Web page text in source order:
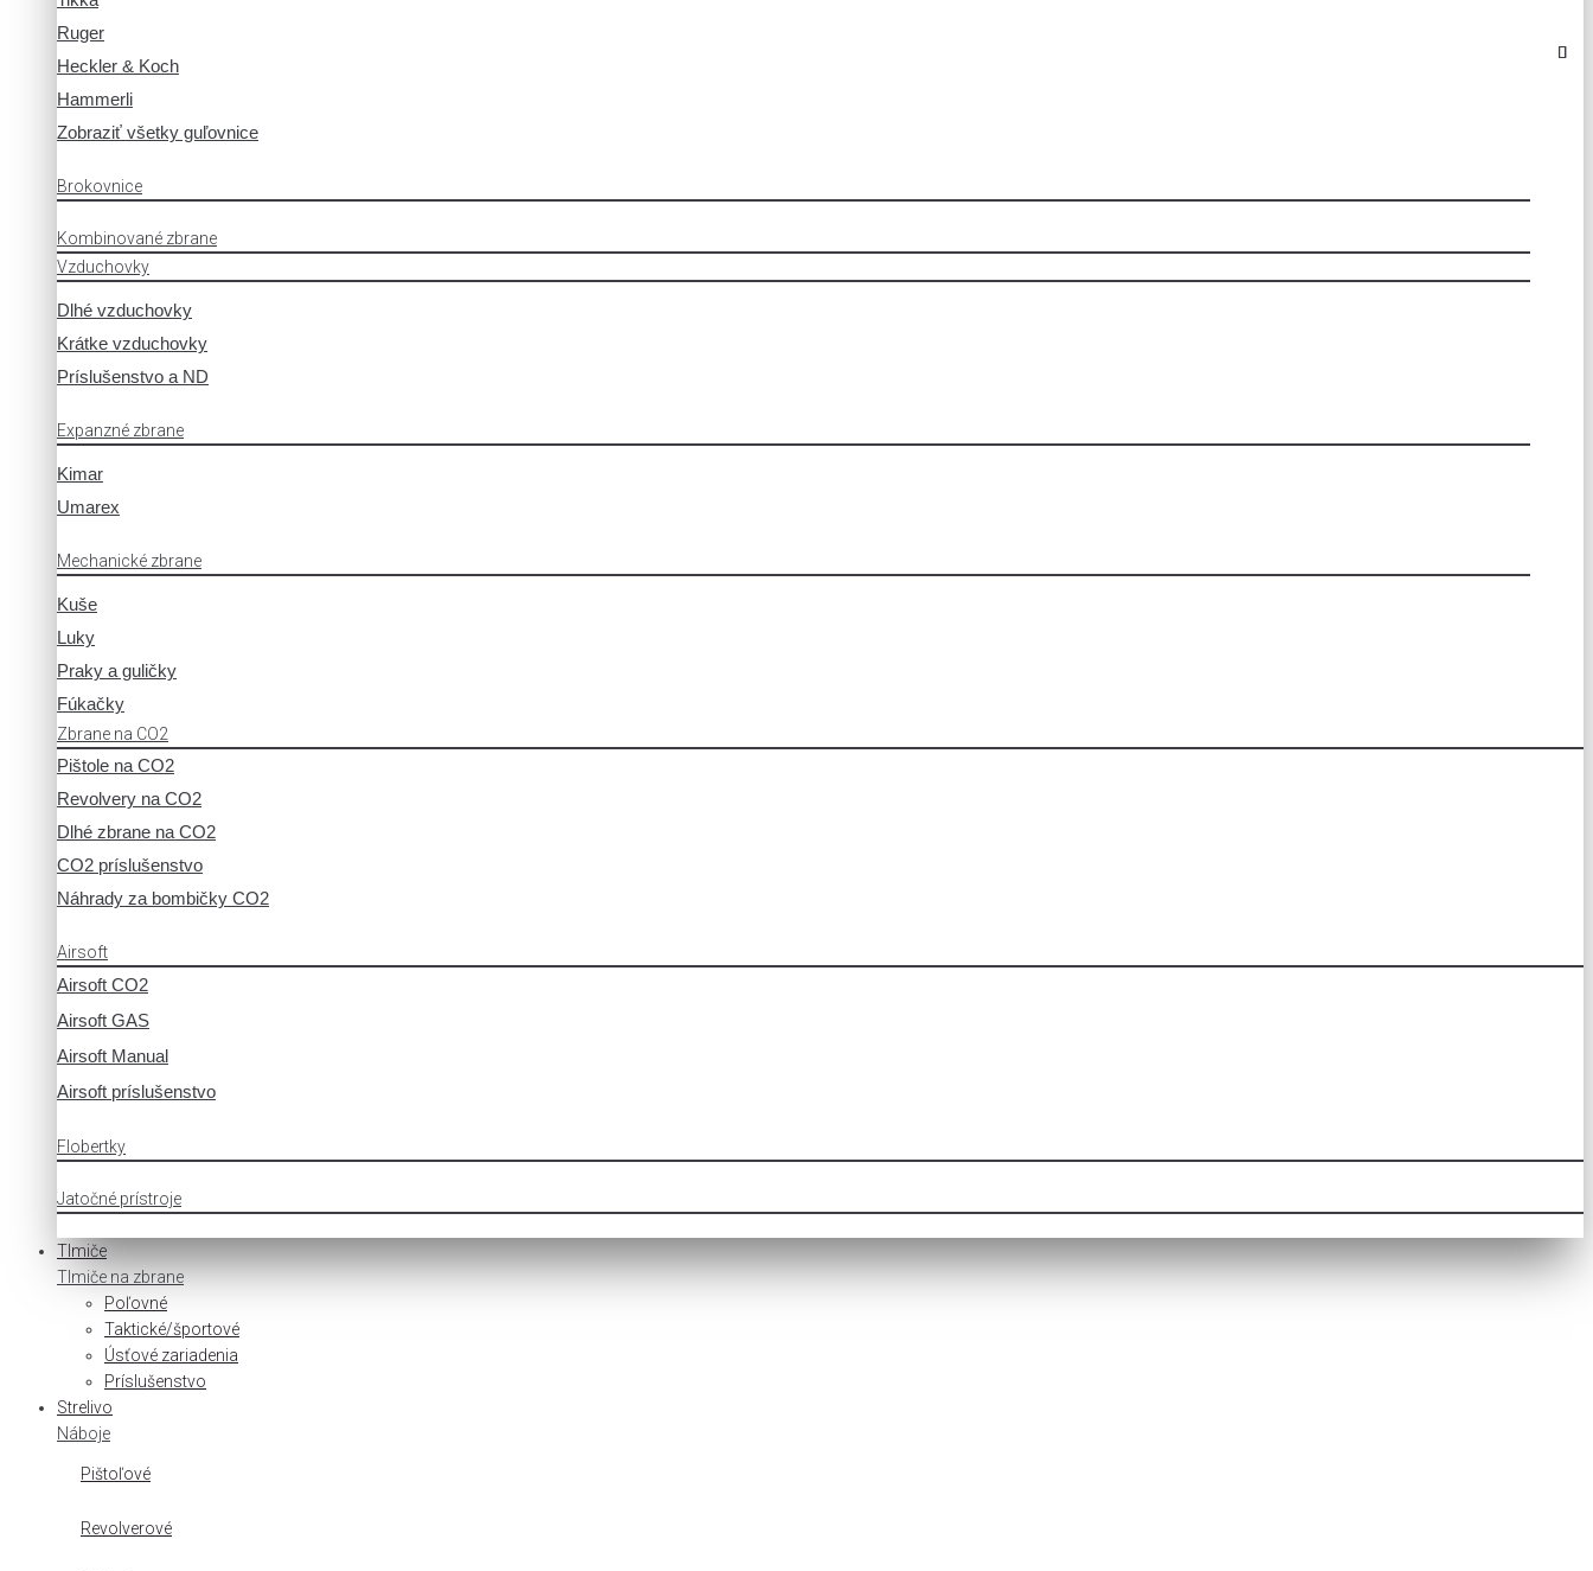
Ruger
Heckler & Koch
Hammerli
Zobraziť všetky guľovnice
Brokovnice
Kombinované zbrane
Vzduchovky
Dlhé vzduchovky
Krátke vzduchovky
Príslušenstvo a ND
Expanzné zbrane
Kimar
Umarex
Mechanické zbrane
Kuše
Luky
Praky a guličky
Fúkačky
Zbrane na CO2
Pištole na CO2
Revolvery na CO2
Dlhé zbrane na CO2
CO2 príslušenstvo
Náhrady za bombičky CO2
Airsoft
Airsoft CO2
Airsoft GAS
Airsoft Manual
Airsoft príslušenstvo
Flobertky
Jatočné prístroje
Tlmiče
Tlmiče na zbrane
Poľovné
Taktické/športové
Úsťové zariadenia
Príslušenstvo
Strelivo
Náboje
Pištoľové
Revolverové